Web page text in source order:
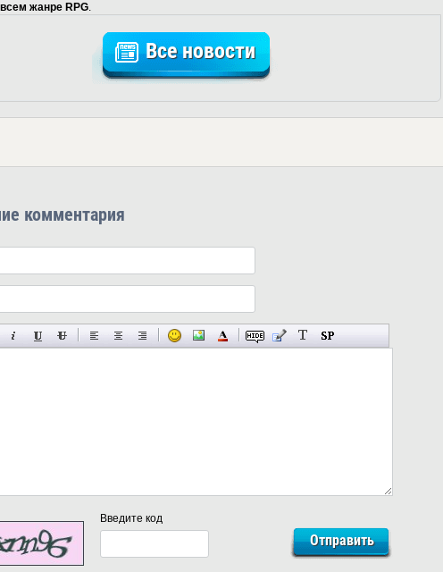
жанре RPG.
Все новости
комментария
Введите код